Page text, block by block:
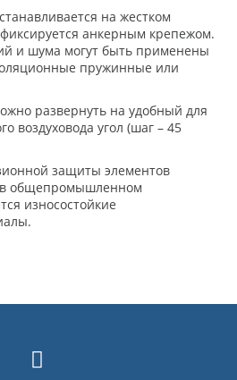
на жестком
анкерным крепежом.
и шума могут быть применены
пружинные или
развернуть на удобный для
воздуховода угол (шаг – 45
защиты элементов
в общепромышленном
износостойкие